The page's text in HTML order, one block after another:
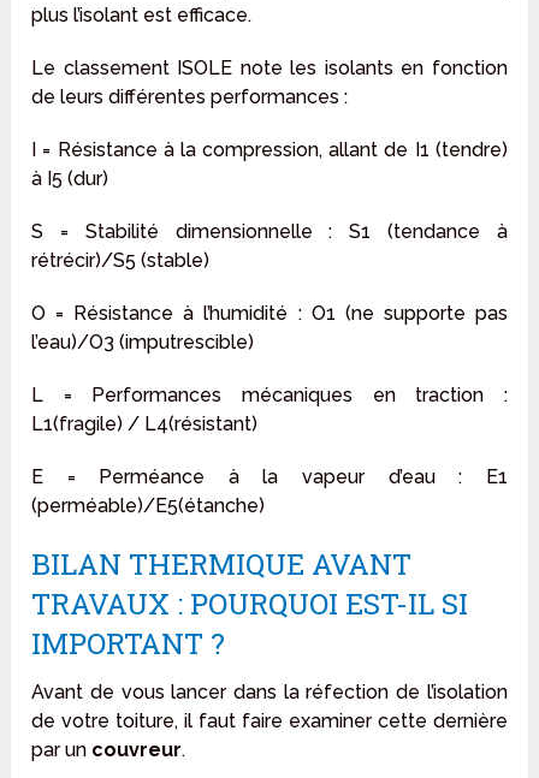
plus l’isolant est efficace.
Le classement ISOLE note les isolants en fonction
de leurs différentes performances :
I = Résistance à la compression, allant de I1 (tendre)
à I5 (dur)
S = Stabilité dimensionnelle : S1 (tendance à
rétrécir)/S5 (stable)
O = Résistance à l’humidité : O1 (ne supporte pas
l’eau)/O3 (imputrescible)
L = Performances mécaniques en traction :
L1(fragile) / L4(résistant)
E = Perméance à la vapeur d’eau : E1
(perméable)/E5(étanche)
BILAN THERMIQUE AVANT
TRAVAUX : POURQUOI EST-IL SI
IMPORTANT ?
Avant de vous lancer dans la réfection de l’isolation
de votre toiture, il faut faire examiner cette dernière
par un couvreur.